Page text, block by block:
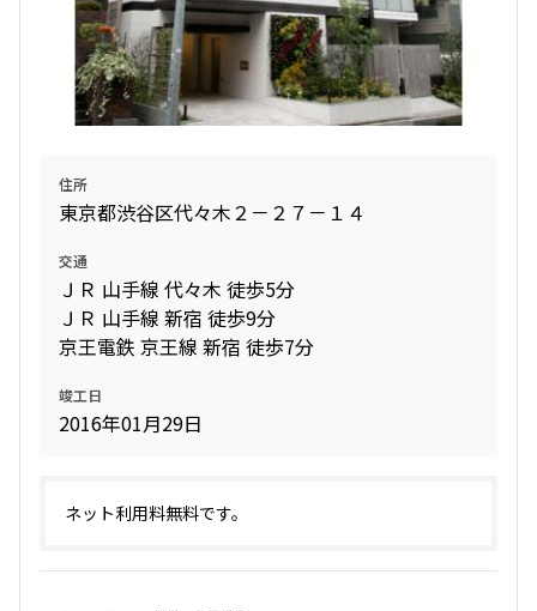
住所
東京都渋谷区代々木２－２７－１４
交通
ＪＲ 山手線 代々木 徒歩5分
ＪＲ 山手線 新宿 徒歩9分
京王電鉄 京王線 新宿 徒歩7分
竣工日
2016年01月29日
ネット利用料無料です。